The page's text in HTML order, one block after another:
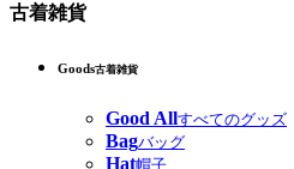
古着雑貨
Goods古着雑貨
Good Allすべてのグッズ
Bagバッグ
Hat帽子